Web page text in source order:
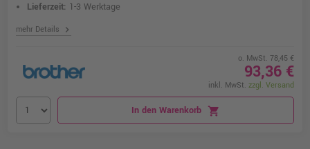
Lieferzeit: 1-3 Werktage
mehr Details chevron_right
o. MwSt. 78,45 €
93,36 €
inkl. MwSt. zzgl. Versand
In den Warenkorb shopping_cart